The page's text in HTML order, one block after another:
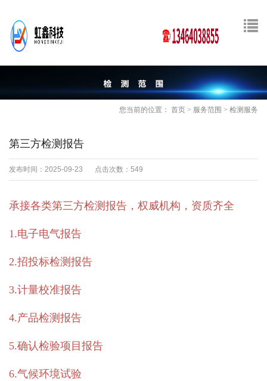
您当前的位置： 首页 > 服务范围 > 检测服务
第三方检测报告
发布时间：2025-09-23 点击次数：549
承接各类第三方检测报告，权威机构，资质齐全
1.电子电气报告
2.招投标检测报告
3.计量校准报告
4.产品检测报告
5.确认检验项目报告
6.气候环境试验